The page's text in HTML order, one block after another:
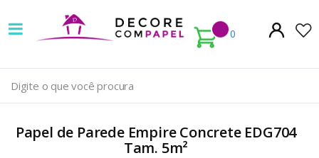
0
Decore
com
papel
é
pioneira
Papel de Parede Empire Concrete EDG704
Tam. 5m²